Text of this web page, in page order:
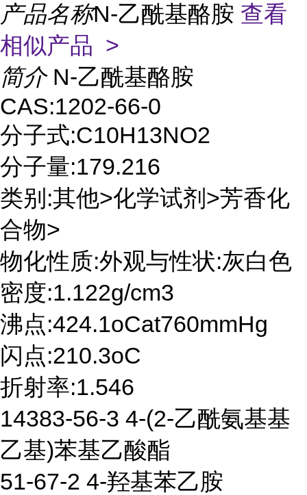
产品名称N-乙酰基酪胺 查看
相似产品 >
简介 N-乙酰基酪胺
CAS:1202-66-0
分子式:C10H13NO2
分子量:179.216
类别:其他>化学试剂>芳香化
合物>
物化性质:外观与性状:灰白色
密度:1.122g/cm3
沸点:424.1oCat760mmHg
闪点:210.3oC
折射率:1.546
14383-56-3 4-(2-乙酰氨基基
乙基)苯基乙酸酯
51-67-2 4-羟基苯乙胺